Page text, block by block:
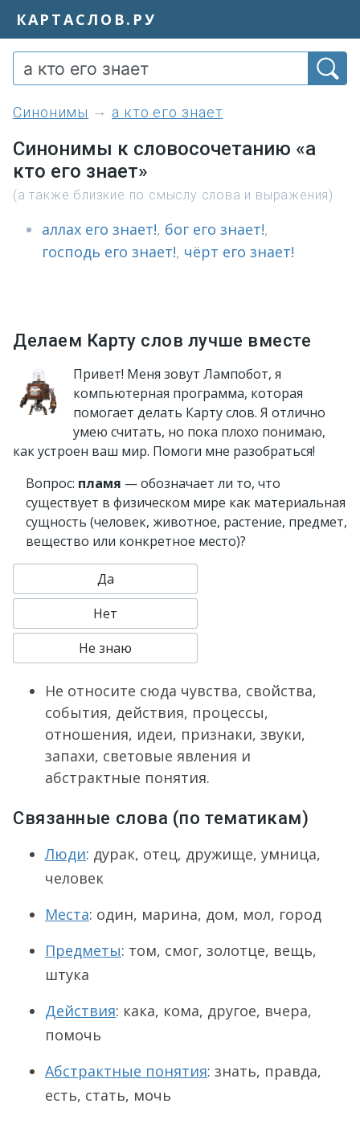
КАРТАСЛОВ.РУ
синонимы а кто его знает
Синонимы к словосочетанию «а
кто его знает»
(а также близкие по смыслу слова и выражения)
аллах его знает!, бог его знает!,
господь его знает!, чёрт его знает!
Делаем Карту слов лучше вместе
Привет! Меня зовут Лампобот, я
компьютерная программа, которая
помогает делать Карту слов. Я отлично
умею считать, но пока плохо понимаю,
как устроен ваш мир. Помоги мне разобраться!
Вопрос: пламя — обозначает ли то, что
существует в физическом мире как материальная
сущность (человек, животное, растение, предмет,
вещество или конкретное место)?
Да
Нет
Не знаю
Не относите сюда чувства, свойства,
события, действия, процессы,
отношения, идеи, признаки, звуки,
запахи, световые явления и
абстрактные понятия.
Связанные слова (по тематикам)
Люди: дурак, отец, дружище, умница,
человек
Места: один, марина, дом, мол, город
Предметы: том, смог, золотце, вещь,
штука
Действия: кака, кома, другое, вчера,
помочь
Абстрактные понятия: знать, правда,
есть, стать, мочь